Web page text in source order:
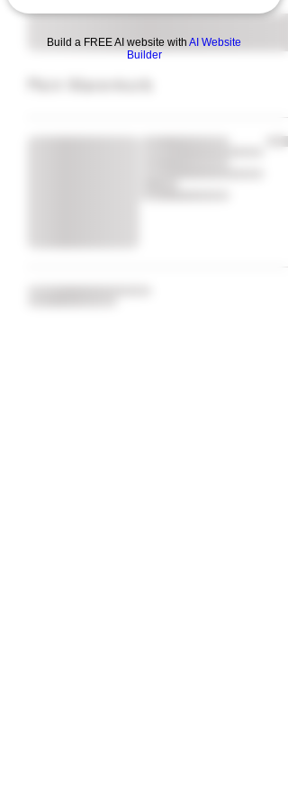
Build a FREE AI website with AI Website
Builder
Mein Warenkorb